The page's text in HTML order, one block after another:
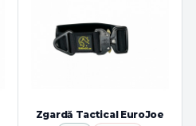
Zgardă Tactical EuroJoe